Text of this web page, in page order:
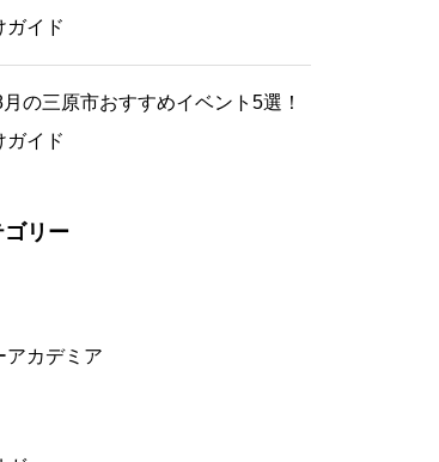
ガイド
月の三原市おすすめイベント5選！
ガイド
ゴリー
アカデミア